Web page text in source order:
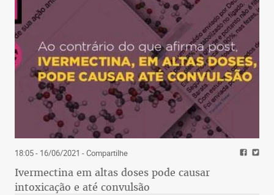
18:05 - 16/06/2021 - Compartilhe
Ivermectina em altas doses pode causar
intoxicação e até convulsão